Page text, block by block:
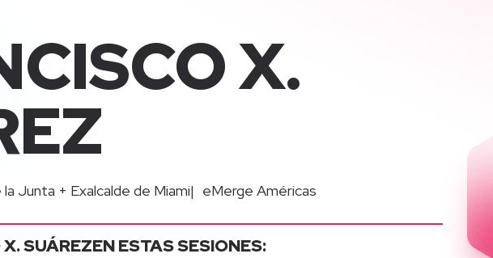
X.
|
Junta + Exalcalde de Miami eMerge Américas
SUÁREZEN ESTAS SESIONES: